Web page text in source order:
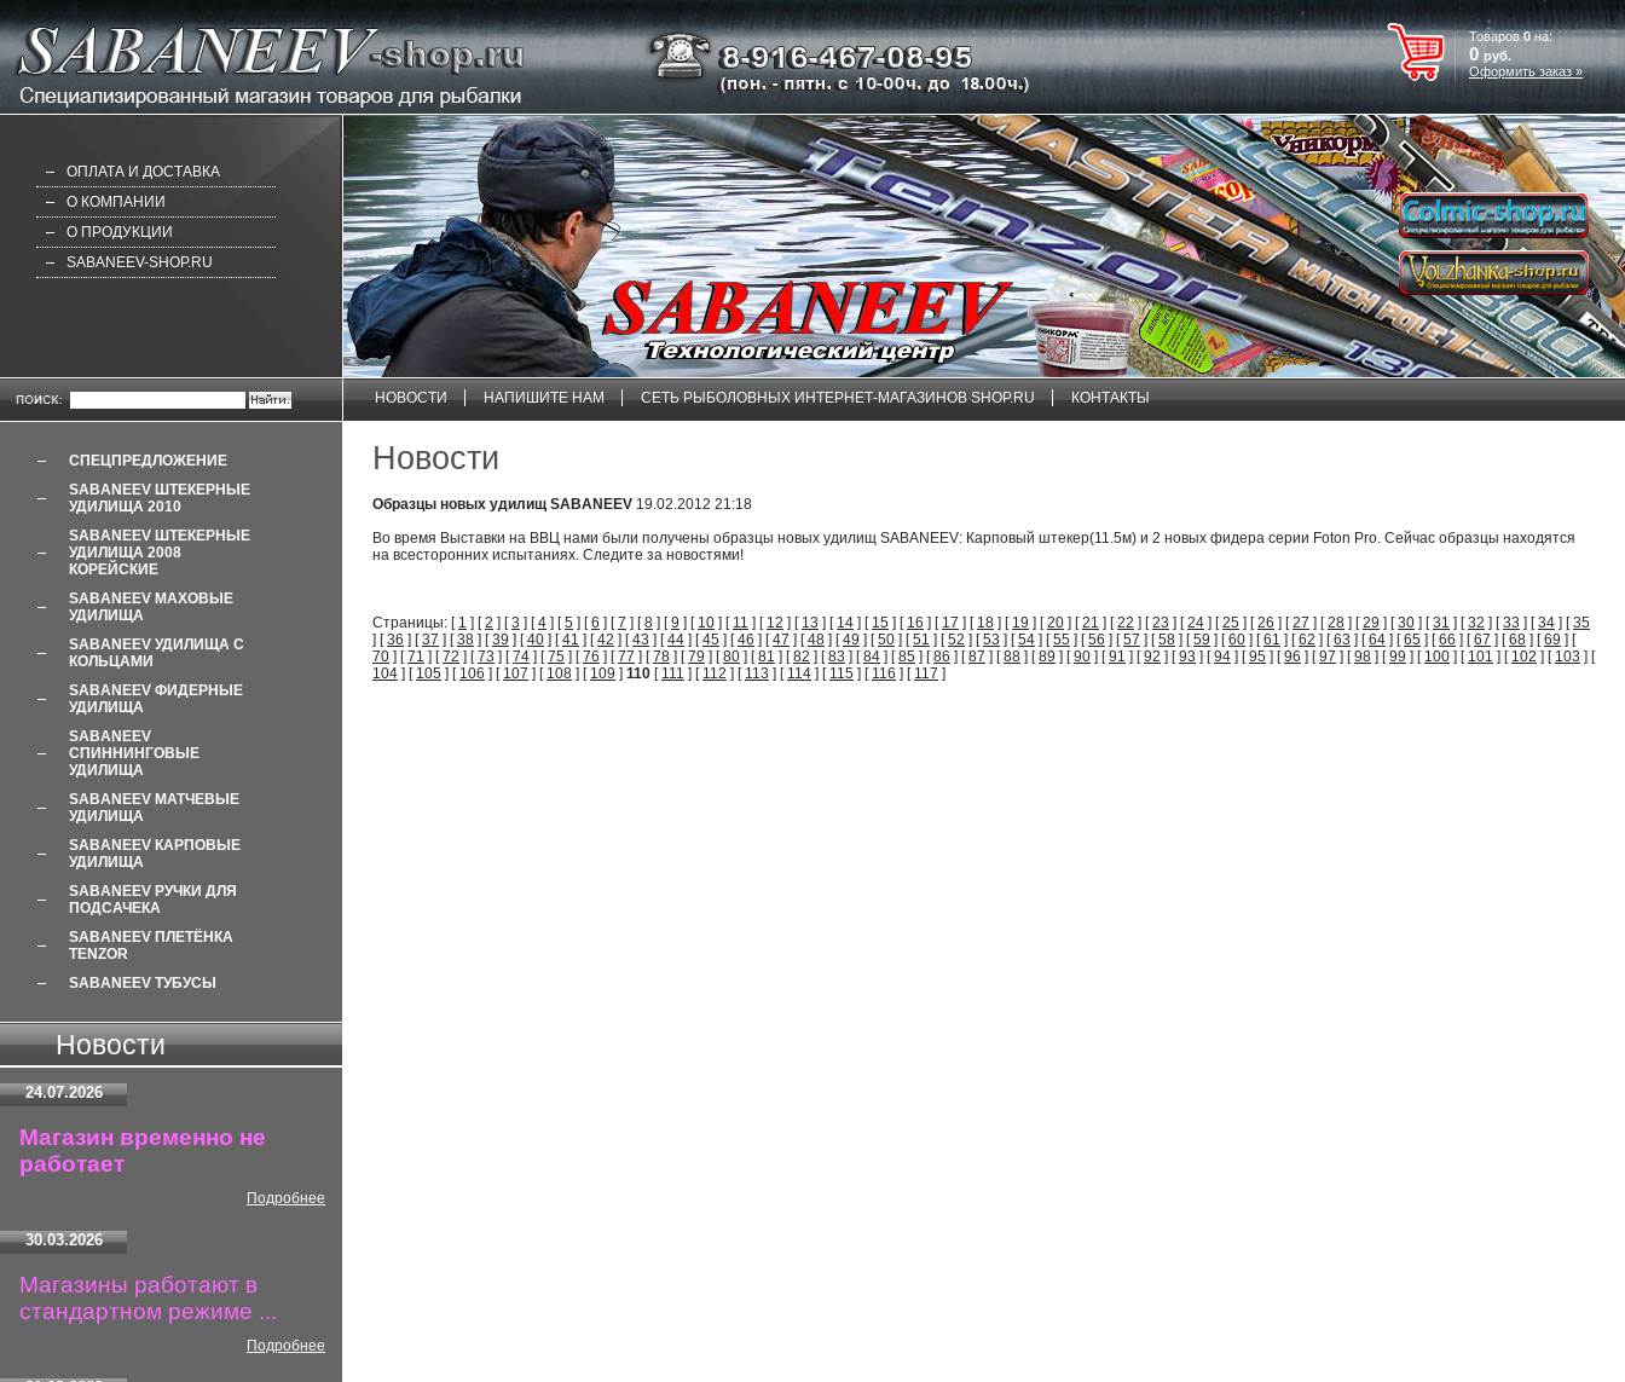
Товаров0на:
0 руб.
Оформить заказ »
ОПЛАТА И ДОСТАВКА
О КОМПАНИИ
О ПРОДУКЦИИ
SABANEEV-SHOP.RU
НОВОСТИ НАПИШИТЕ НАМ СЕТЬ РЫБОЛОВНЫХ ИНТЕРНЕТ-МАГАЗИНОВ SHOP.RU КОНТАКТЫ
СПЕЦПРЕДЛОЖЕНИЕ
SABANEEV ШТЕКЕРНЫЕ
УДИЛИЩА 2010
SABANEEV ШТЕКЕРНЫЕ
УДИЛИЩА 2008
КОРЕЙСКИЕ
SABANEEV МАХОВЫЕ
УДИЛИЩА
SABANEEV УДИЛИЩА С
КОЛЬЦАМИ
SABANEEV ФИДЕРНЫЕ
УДИЛИЩА
SABANEEV
СПИННИНГОВЫЕ
УДИЛИЩА
SABANEEV МАТЧЕВЫЕ
УДИЛИЩА
SABANEEV КАРПОВЫЕ
УДИЛИЩА
SABANEEV РУЧКИ ДЛЯ
ПОДСАЧЕКА
SABANEEV ПЛЕТЁНКА
TENZOR
SABANEEV ТУБУСЫ
Новости
24.07.2026
Магазин временно не
работает
Подробнее
30.03.2026
Магазины работают в
стандартном режиме ...
Подробнее
Новости
Образцы новых удилищ SABANEEV 19.02.2012 21:18
Во время Выставки на ВВЦ нами были получены образцы новых удилищ SABANEEV: Карповый штекер(11.5м) и 2 новых фидера серии Foton Pro. Сейчас образцы находятся
на всесторонних испытаниях. Следите за новостями!
Страницы: [ 1 ] [2 ] [3 ] [4 ] [5 ] [6 ] [7 ] [8 ] [9 ] [ 10 ] [ 11 ] [ 12 ] [ 13 ] [ 14 ] [ 15 ] [ 16 ] [ 17 ] [ 18 ] [ 19 ] [20 ] [21 ] [22 ] [23 ] [24 ] [25 ] [26 ] [27 ] [28 ] [29 ] [30 ] [31 ] [32 ] [33 ] [34 ] [35
] [36 ] [37 ] [38 ] [39 ] [40 ] [41 ] [42 ] [43 ] [44 ] [45 ] [46 ] [47 ] [48 ] [49 ] [50 ] [51 ] [52 ] [53 ] [54 ] [55 ] [56 ] [57 ] [58 ] [59 ] [60 ] [61 ] [62 ] [63 ] [64 ] [65 ] [66 ] [67 ] [68 ] [69 ] [
70 ] [71 ] [72 ] [73 ] [74 ] [75 ] [76 ] [77 ] [78 ] [79 ] [80 ] [81 ] [82 ] [83 ] [84 ] [85 ] [86 ] [87 ] [88 ] [89 ] [90 ] [91 ] [92 ] [93 ] [94 ] [95 ] [96 ] [97 ] [98 ] [99 ] [ 100 ] [ 101 ] [ 102 ] [ 103 ] [
104 ] [ 105 ] [ 106 ] [ 107 ] [ 108 ] [ 109 ] 110 [ 111 ] [ 112 ] [ 113 ] [ 114 ] [ 115 ] [ 116 ] [ 117 ]